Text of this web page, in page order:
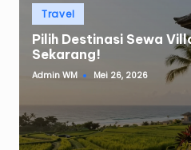
Posted
inTravel
Pilih Destinasi Sewa
Sekarang!
Posted
Admin WM Mei 26, 2026